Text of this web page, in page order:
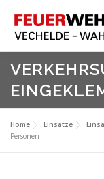
Inhalt
springen
HOME
Aktuelles
Über Uns
Home Einsätze
Personen